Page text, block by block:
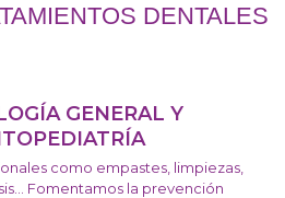
DENTALES
GENERAL Y
como empastes, limpiezas,
Fomentamos la prevención